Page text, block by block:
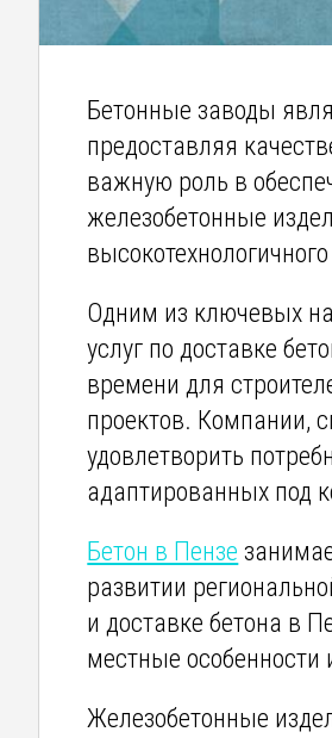
Бетонные заводы
предоставляя
важную роль в
железобетонные
Одним из ключевых
услуг по доставке
времени для
проектов. Компании,
удовлетворить
адаптированных под
Бетон в Пензе
развитии
и доставке бетона в
местные особенности
Железобетонные